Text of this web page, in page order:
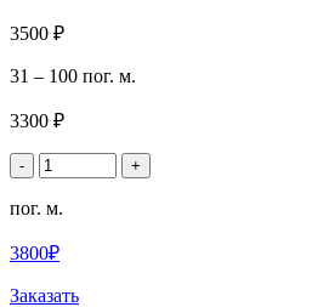
3500 ₽
31 – 100 пог. м.
3300 ₽
- +
пог. м.
3800₽
Заказать